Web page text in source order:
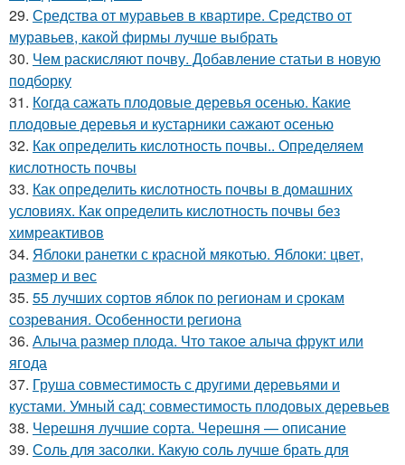
29. Средства от муравьев в квартире. Средство от
муравьев, какой фирмы лучше выбрать
30. Чем раскисляют почву. Добавление статьи в новую
подборку
31. Когда сажать плодовые деревья осенью. Какие
плодовые деревья и кустарники сажают осенью
32. Как определить кислотность почвы.. Определяем
кислотность почвы
33. Как определить кислотность почвы в домашних
условиях. Как определить кислотность почвы без
химреактивов
34. Яблоки ранетки с красной мякотью. Яблоки: цвет,
размер и вес
35. 55 лучших сортов яблок по регионам и срокам
созревания. Особенности региона
36. Алыча размер плода. Что такое алыча фрукт или
ягода
37. Груша совместимость с другими деревьями и
кустами. Умный сад: совместимость плодовых деревьев
38. Черешня лучшие сорта. Черешня — описание
39. Соль для засолки. Какую соль лучше брать для